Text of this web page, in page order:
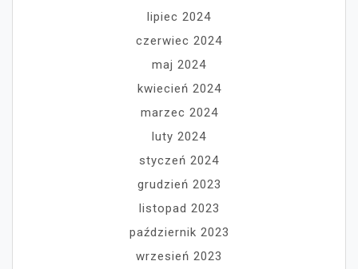
lipiec 2024
czerwiec 2024
maj 2024
kwiecień 2024
marzec 2024
luty 2024
styczeń 2024
grudzień 2023
listopad 2023
październik 2023
wrzesień 2023